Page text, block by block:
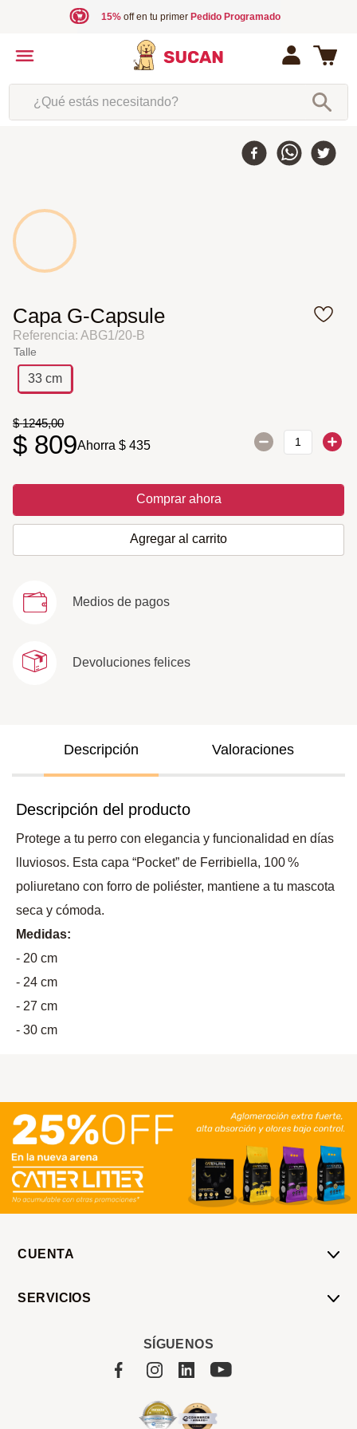
15%off en tu primer Pedido Programado
¿Qué estás necesitando?
-35 %
Capa G-Capsule
Referencia:ABG1/20-B
Talle
33 cm
$ 1245,00
$ 809Ahorra$ 435
Comprar ahora
Agregar al carrito
Medios de pagos
Devoluciones felices
Descripción Valoraciones
Descripción del producto
Protege a tu perro con elegancia y funcionalidad en días
lluviosos. Esta capa “Pocket” de Ferribiella, 100 %
poliuretano con forro de poliéster, mantiene a tu mascota
seca y cómoda.
Medidas:
- 20 cm
- 24 cm
- 27 cm
- 30 cm
CUENTA
SERVICIOS
SÍGUENOS